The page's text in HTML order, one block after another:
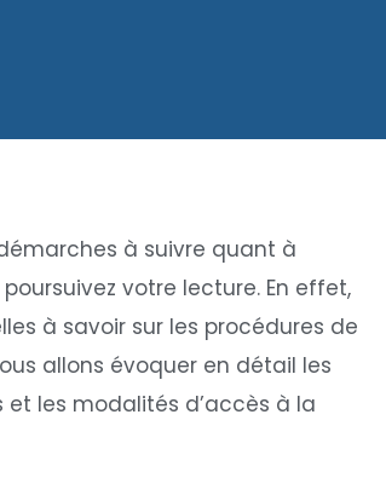
à suivre quant à
votre lecture. En effet,
à savoir sur les procédures de
allons évoquer en détail les
les modalités d’accès à la